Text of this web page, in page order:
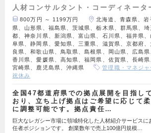
人材コンサルタント・コーディネータ
800万円 ～ 1199万円
北海道、青森県、
県、山形県、福島県、茨城県、栃木県、群馬県、
都、神奈川県、新潟県、富山県、石川県、福井県
阜県、静岡県、愛知県、三重県、滋賀県、京都府
良県、和歌山県、鳥取県、島根県、岡山県、広島県
香川県、愛媛県、高知県、福岡県、佐賀県、長崎県
宮崎県、鹿児島県、沖縄県
管理職・マネジャ
祝休み
全国47都道府県での拠点展開を目指して
おり、立ち上げ拠点はご希望に応じて
に調整可能です。拠点責任…
巨大なレガシー市場に領域特化した人材紹介サービス
任者ポジションです。 創業数年で売上100億円規模…